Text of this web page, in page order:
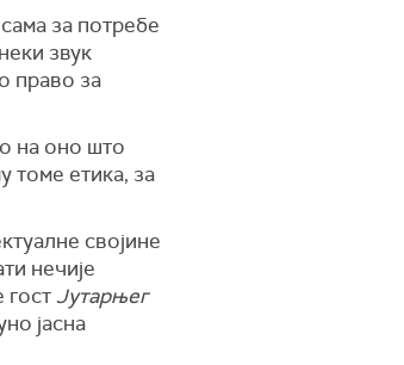
за потребе
звук
право за
на оно што
томе етика, за
својине
нечије
гост Јутарњег
јасна